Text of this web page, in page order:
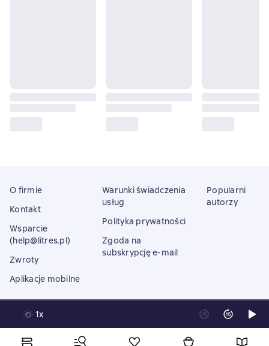
1x
O firmie
Kontakt
Wsparcie
(help@litres.pl)
Zwroty
Aplikacje mobilne
Warunki świadczenia
usług
Polityka prywatności
Zgoda na
subskrypcję e-mail
Popularni
autorzy
18 Mallow street co. Limerick, Ireland